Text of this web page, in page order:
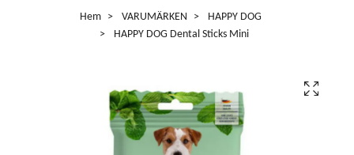
Hem VARUMÄRKEN
HAPPY DOG
HAPPY DOG Dental Sticks Mini